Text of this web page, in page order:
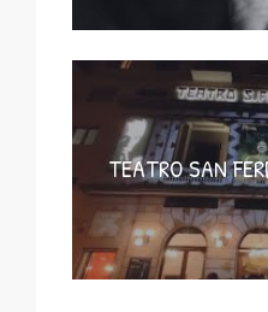
TEATRO SAN